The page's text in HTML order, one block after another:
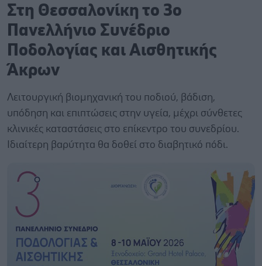
Στη Θεσσαλονίκη το 3ο
Πανελλήνιο Συνέδριο
Ποδολογίας και Αισθητικής
Άκρων
Λειτουργική βιομηχανική του ποδιού, βάδιση,
υπόδηση και επιπτώσεις στην υγεία, μέχρι σύνθετες
κλινικές καταστάσεις στο επίκεντρο του συνεδρίου.
Ιδιαίτερη βαρύτητα θα δοθεί στο διαβητικό πόδι.